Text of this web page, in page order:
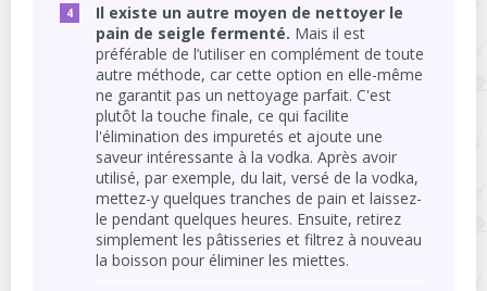
Il existe un autre moyen de nettoyer le
pain de seigle fermenté. Mais il est
préférable de l’utiliser en complément de toute
autre méthode, car cette option en elle-même
ne garantit pas un nettoyage parfait. C'est
plutôt la touche finale, ce qui facilite
l'élimination des impuretés et ajoute une
saveur intéressante à la vodka. Après avoir
utilisé, par exemple, du lait, versé de la vodka,
mettez-y quelques tranches de pain et laissez-
le pendant quelques heures. Ensuite, retirez
simplement les pâtisseries et filtrez à nouveau
la boisson pour éliminer les miettes.